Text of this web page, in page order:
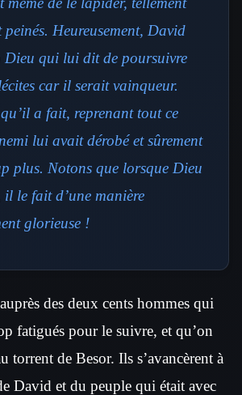
peinés. Heureusement, David
Dieu qui lui dit de poursuivre
car il serait vainqueur.
qu’il a fait, reprenant tout ce
lui avait dérobé et sûrement
plus. Notons que lorsque Dieu
il le fait d’une manière
glorieuse !
des deux cents hommes qui
fatigués pour le suivre, et qu’on
torrent de Besor. Ils s’avancèrent à
David et du peuple qui était avec